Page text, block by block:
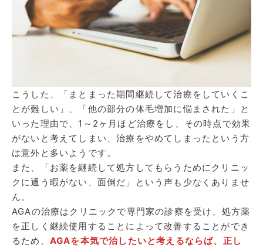
こうした、「まとまった期間継続して治療をしていくこ
とが難しい」、「他の部分の体毛増加に悩まされた」と
いった理由で、1～2ヶ月ほど治療をし、その時点で効果
がないと考えてしまい、治療をやめてしまったという方
は意外と多いようです。
また、「お薬を継続して処方してもらうためにクリニッ
クに通う暇がない、面倒だ」という声も少なくありませ
ん。
AGAの治療はクリニックで専門家の診察を受け、処方薬
を正しく継続使用することによって改善することができ
るため、 AGAを本気で治したいと考えるならば、正し